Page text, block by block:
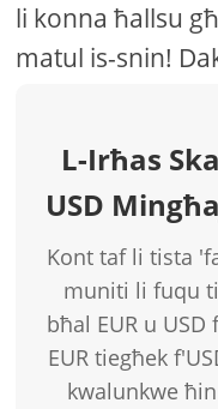
li konna ħallsu
matul is-snin!
L-Irħas
USD
Kont taf li tista
muniti li fuqu
bħal EUR u
EUR tiegħek
kwalunkwe